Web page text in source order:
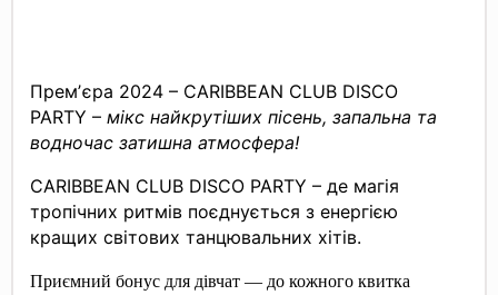
Премʼєра 2024 – CARIBBEAN CLUB DISCO
PARTY – мікс найкрутіших пісень, запальна та
водночас затишна атмосфера!
CARIBBEAN CLUB DISCO PARTY – де магія
тропічних ритмів поєднується з енергією
кращих світових танцювальних хітів.
Приємний бонус для дівчат — до кожного квитка